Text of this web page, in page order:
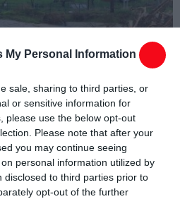
My Personal Information
sale, sharing to third parties, or
or sensitive information for
please use the below opt-out
Please note that after your
you may continue seeing
personal information utilized by
disclosed to third parties prior to
opt-out of the further